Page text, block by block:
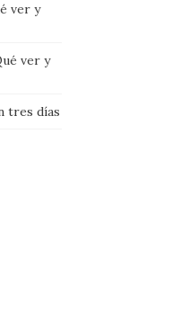
ver y
ver y
tres días